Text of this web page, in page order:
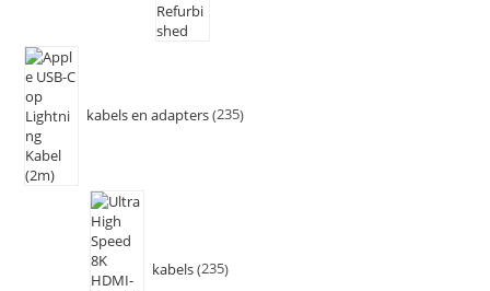
kabels en adapters 235
kabels 235